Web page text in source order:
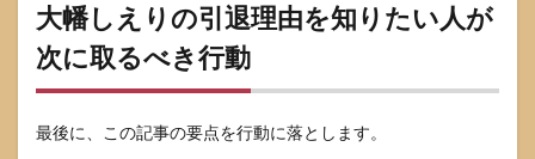
大幡しえりの引退理由を知りたい人が
次に取るべき行動
最後に、この記事の要点を行動に落とします。